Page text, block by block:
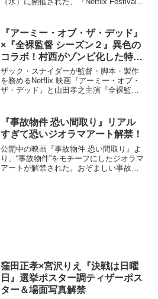
のジャンルの垣...
『アーミー・オブ・ザ・デッド』
×『全裸監督 シーズン２』異色の
コラボ！村西がゾンビ化した特別
キービジュアル解禁
ザック・スナイダーが監督・脚本・製作
を務めるNetflix 映画『アーミー・オブ・
ザ・デッド』と山田孝之主演『全裸監督
で描かれるゾンビ大量発生を受けて、な
んと『全裸監...
『事故物件 恐い間取り』リアル
すぎて恐いジオラマアート解禁！
公開中の映画『事故物件 恐い間取り』よ
り、“事故物件”をモチーフにしたジオラマ
アートが解禁された。おぞましい事故物
窪田正孝×宮沢りえ『決戦は日曜
日』選挙ポスター調ティザーポス
ター＆場面写真解禁